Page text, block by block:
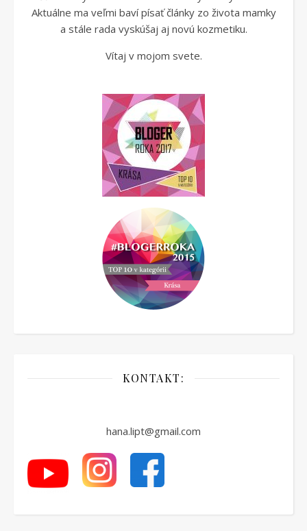
Aktuálne ma veľmi baví písať články zo života mamky
a stále rada vyskúšaj aj novú kozmetiku.
Vítaj v mojom svete.
KONTAKT:
hana.lipt@gmail.com